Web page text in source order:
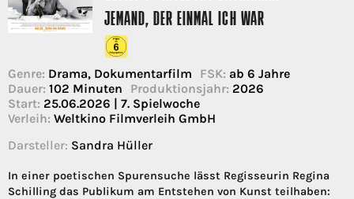
JEMAND, DER EINMAL ICH WAR
Genre: Drama, Dokumentarfilm FSK: ab 6 Jahre
Dauer: 102 Minuten Produktionsjahr: 2026
Start: 25.06.2026 | 7. Spielwoche
Verleih: Weltkino Filmverleih GmbH
Darsteller: Sandra Hüller
In einer poetischen Spurensuche lässt Regisseurin Regina
Schilling das Publikum am Entstehen von Kunst teilhaben: